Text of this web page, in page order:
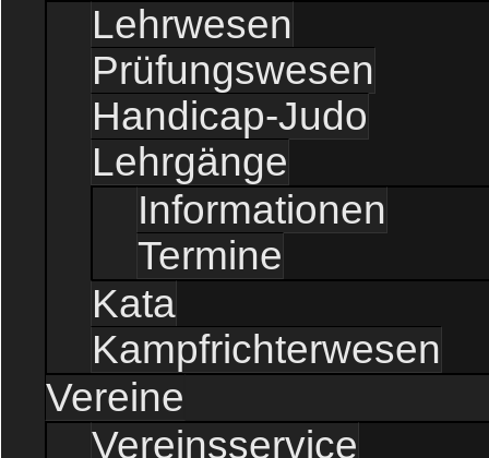
Lehrwesen
Prüfungswesen
Handicap-Judo
Lehrgänge
Informationen
Termine
Kata
Kampfrichterwesen
Vereine
Vereinsservice